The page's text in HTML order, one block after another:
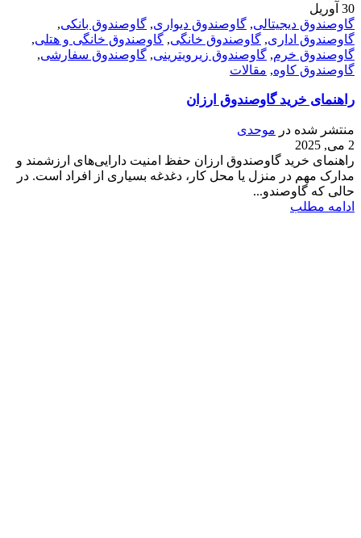
30 آوریل
گاوصندوق دیجیتالی, گاوصندوق دیواری, گاوصندوق بانکی,
گاوصندوق اداری, گاوصندوق خانگی, گاوصندوق خانگی و هتلی,
گاوصندوق خرم, گاوصندوق زیرویترینی, گاوصندوق سفارشی,
گاوصندوق کاوه, مقالات
راهنمای خرید گاوصندوق ارزان
منتشر شده در موحدی
2 می, 2025
راهنمای خرید گاوصندوق ارزان حفظ امنیت دارایی‌های ارزشمند و
مدارک مهم در منزل یا محل کار، دغدغه بسیاری از افراد است. در
حالی که گاوصندو...
ادامه مطلب